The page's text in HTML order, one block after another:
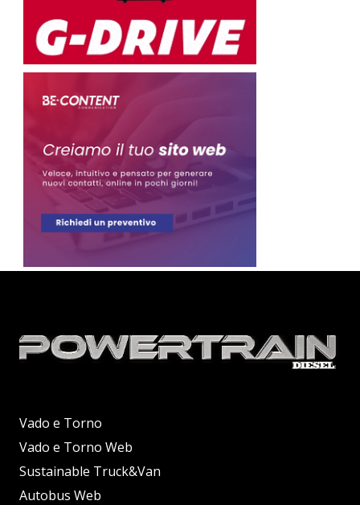
Vado e Torno
Vado e Torno Web
Sustainable Truck&Van
Autobus Web